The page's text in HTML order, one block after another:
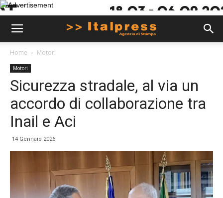
Home Motori
Motori
Sicurezza stradale, al via un
accordo di collaborazione tra
Inail e Aci
14 Gennaio 2026